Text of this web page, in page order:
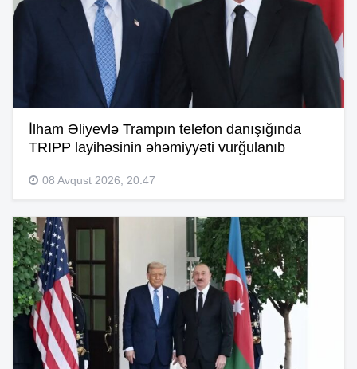
İlham Əliyevlə Trampın telefon danışığında
TRIPP layihəsinin əhəmiyyəti vurğulanıb
08 Avqust 2026, 20:47